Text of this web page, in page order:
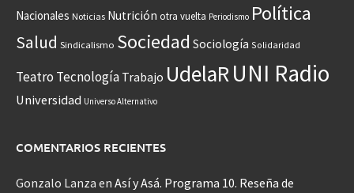
Nacionales Noticias Nutrición otra vuelta Periodismo Política
Salud Sindicalismo Sociedad Sociología Solidaridad
Teatro Tecnología Trabajo UdelaRUNI Radio
Universidad Universo Alternativo
COMENTARIOS RECIENTES
Gonzalo Lanza en Así y Asá. Programa 10. Reseña de